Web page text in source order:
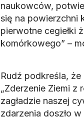
naukowców,
się na powierzchni
pierwotne cegiełki
komórkowego” –
Rudź podkreśla,
„Zderzenie Ziemi z
zagładzie naszej
zdarzenia doszło